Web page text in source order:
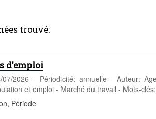
trouvé:
d'emploi
2026 - Périodicité: annuelle - Auteur:
et emploi - Marché du travail - Mots-
Période